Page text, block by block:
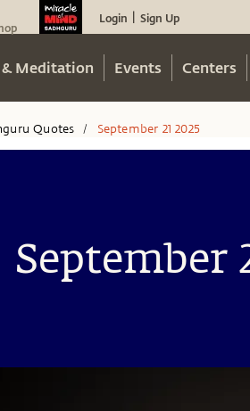
Login Sign Up
& Meditation Events Centers
Quotes / September 21 2025
September